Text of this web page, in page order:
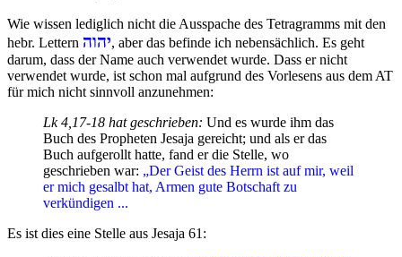
Wie wissen lediglich nicht die Ausspache des Tetragramms mit den
hebr. Lettern יהוה, aber das befinde ich nebensächlich. Es geht
darum, dass der Name auch verwendet wurde. Dass er nicht
verwendet wurde, ist schon mal aufgrund des Vorlesens aus dem AT
für mich nicht sinnvoll anzunehmen:
Lk 4,17-18 hat geschrieben: Und es wurde ihm das
Buch des Propheten Jesaja gereicht; und als er das
Buch aufgerollt hatte, fand er die Stelle, wo
geschrieben war: „Der Geist des Herrn ist auf mir, weil
er mich gesalbt hat, Armen gute Botschaft zu
verkündigen ...
Es ist dies eine Stelle aus Jesaja 61: